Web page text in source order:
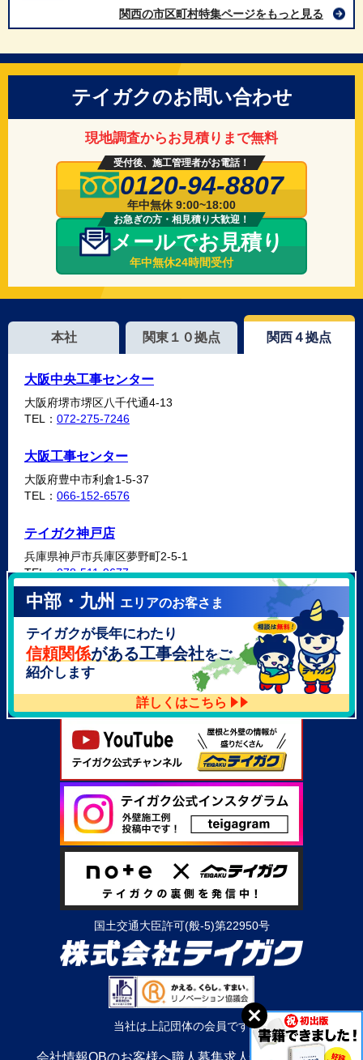
関西の市区町村特集ページをもっと見る
テイガクのお問い合わせ
現地調査からお見積りまで無料
受付後、施工管理者がお電話！
0120-94-8807
年中無休 9:00~18:00
お急ぎの方・相見積り大歓迎！
メールでお見積り
年中無休24時間受付
本社 関東１０拠点 関西４拠点
大阪中央工事センター
大阪府堺市堺区八千代通4-13
TEL： 072-275-7246
大阪工事センター
大阪府豊中市利倉1-5-37
TEL： 066-152-6576
テイガク神戸店
兵庫県神戸市兵庫区夢野町2-5-1
TEL：078-511-9677
テイガク泉北・泉南店
大阪府泉北郡忠岡町高月南3-14
TEL：072-521-2637
中部・九州 エリアのお客さま
テイガクが長年にわたり
信頼関係がある工事会社をご
紹介します
詳しくはこちら
国土交通大臣許可(般-5)第22950号
当社は上記団体の会員です